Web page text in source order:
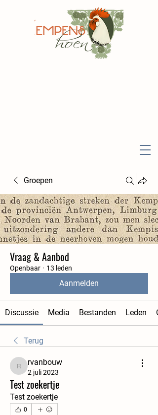
Groepen
Vraag & Aanbod
Openbaar · 13 leden
Aanmelden
Discussie Media Bestanden Leden
Terug
rvanbouw
rvanbouw
2 juli 2023
Test zoekertje
Test zoekertje
0